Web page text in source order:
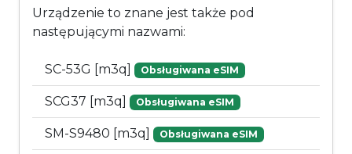
Urządzenie to znane jest także pod
następującymi nazwami:
SC-53G [m3q] Obsługiwana eSIM
SCG37 [m3q] Obsługiwana eSIM
SM-S9480 [m3q] Obsługiwana eSIM